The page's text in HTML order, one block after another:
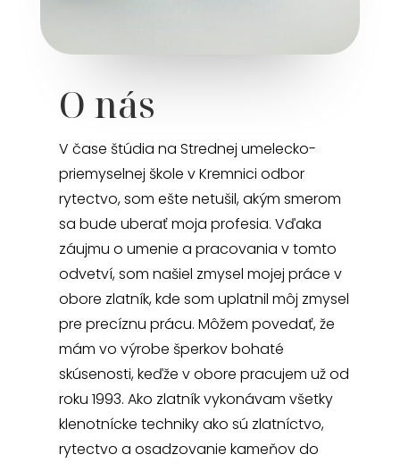
O nás
V čase štúdia na Strednej umelecko-
priemyselnej škole v Kremnici odbor
rytectvo, som ešte netušil, akým smerom
sa bude uberať moja profesia. Vďaka
záujmu o umenie a pracovania v tomto
odvetví, som našiel zmysel mojej práce v
obore zlatník, kde som uplatnil môj zmysel
pre precíznu prácu. Môžem povedať, že
mám vo výrobe šperkov bohaté
skúsenosti, keďže v obore pracujem už od
roku 1993. Ako zlatník vykonávam všetky
klenotnícke techniky ako sú zlatníctvo,
rytectvo a osadzovanie kameňov do